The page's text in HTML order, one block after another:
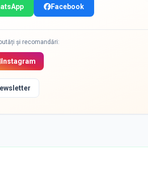
Facebook
și recomandări:
Instagram